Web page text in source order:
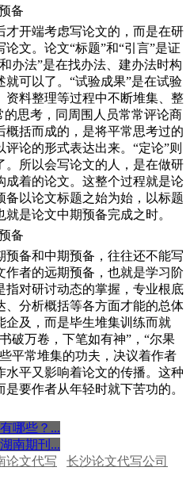
备
才开端考虑写论文的，而是在研
文。论文“标题”和“引言”是证
办法”是在找办法、建办法时构
可以了。“试验成果”是在试验
资料整理等过程中不断堆集、整
的思考，同周围人员常常评论商
括而成的，是将平常思考过的
论的形式表达出来。“定论”则
。所以会写论文的人，是在做研
成着的论文。这整个过程就是论
以论文标题之始为始，以标题
是论文中期预备完成之时。
备
备和中期预备，往往还不能写
作者的远期预备，也就是学习阶
指对研讨动态的掌握，专业根底
、分析概括等各方面才能的总体
企及，而是毕生堆集训练而就
破万卷，下笔如有神”，“尔果
平常堆集的功夫，决议着作者
平又影响着论文的传播。这种
要作者从年轻时就下苦功的。
哪些？...
南期刊...
论文代写
长沙论文代写公司